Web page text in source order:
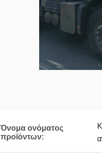
Όνομα ονόματος
προϊόντων: